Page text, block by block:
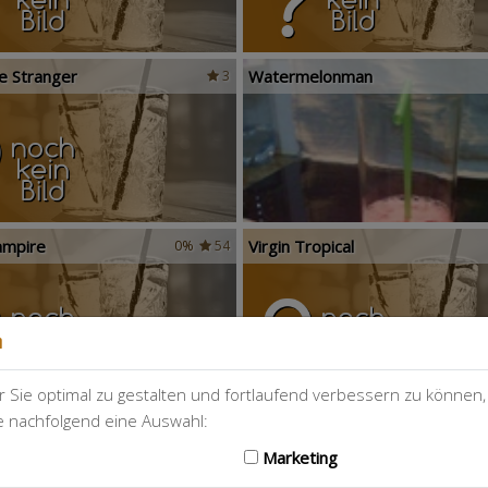
3
Stranger Watermelonman
54
0% Virgin Tropical
113
Sie optimal zu gestalten und fortlaufend verbessern zu
nachfolgend eine Auswahl:
Marketing